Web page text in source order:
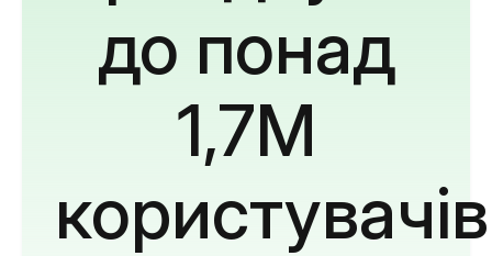
до понад
1,7M
користувачів